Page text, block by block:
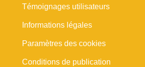
Témoignages utilisateurs
Informations légales
Paramètres des cookies
Conditions de publication